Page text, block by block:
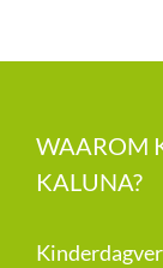
WAAROM
KALUNA?